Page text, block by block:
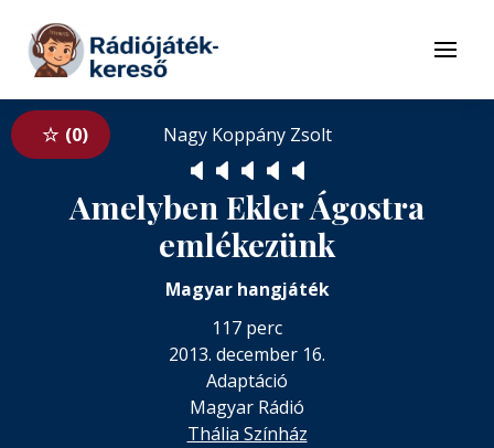
Tovább a tartalomhoz
Menü
0 Nagy Koppány Zsolt
🔈 🔈 🔈 🔈 🔈
Amelyben Ekler Ágostra
emlékezünk
Magyar hangjáték
117 perc
2013. december 16.
Adaptáció
Magyar Rádió
Thália Színház